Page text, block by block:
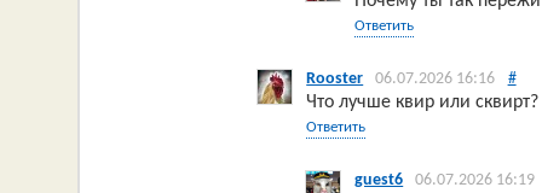
Ответить
Rooster 06.07.2026 16:16 #
Что лучше квир или сквирт?
Ответить
guest6 06.07.2026 16:19